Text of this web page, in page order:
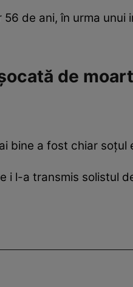
de ani, în urma unui
de
bine a fost chiar soțul
l-a transmis solistul